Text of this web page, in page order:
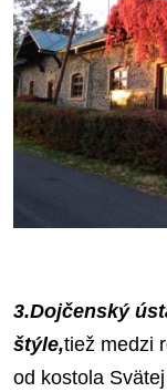
3.Dojčenský
štýle,tiež medzi
od kostola